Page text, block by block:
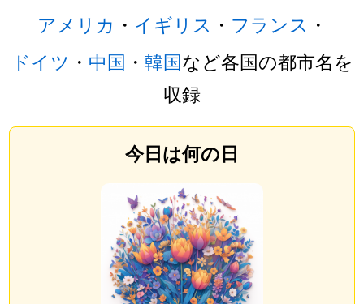
アメリカ ・ イギリス ・ フランス ・
ドイツ ・ 中国 ・ 韓国など各国の都市名を
収録
今日は何の日